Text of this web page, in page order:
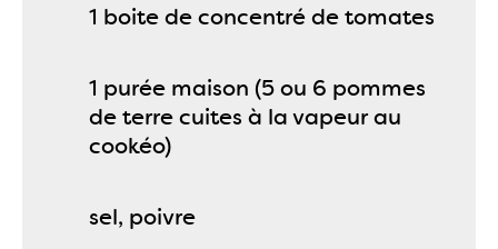
1 boite de concentré de tomates
1 purée maison (5 ou 6 pommes
de terre cuites à la vapeur au
cookéo)
sel, poivre